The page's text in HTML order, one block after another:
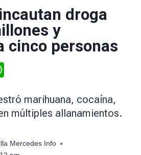
droga
y
cinco personas
marihuana, cocaína,
múltiples allanamientos.
Mercedes Info